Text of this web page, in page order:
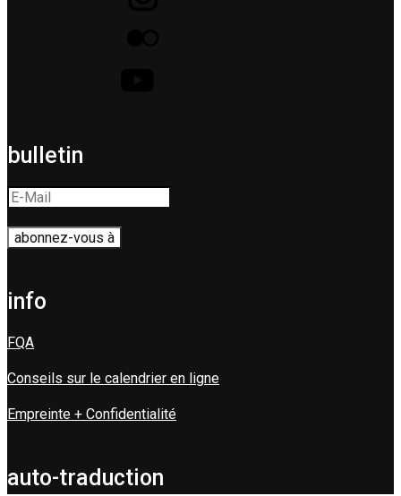
bulletin
info
FQA
Conseils sur le calendrier en ligne
Empreinte + Confidentialité
auto-traduction